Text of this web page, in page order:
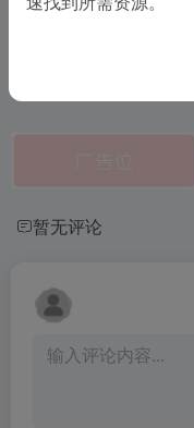
相关导航
暂无评论